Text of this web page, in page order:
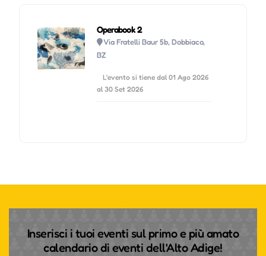
Operabook 2
Via Fratelli Baur 5b, Dobbiaco,
BZ
L'evento si tiene dal 01 Ago 2026
al 30 Set 2026
Inserisci i tuoi eventi sul primo e più amato
calendario di eventi dell'Alto Adige!